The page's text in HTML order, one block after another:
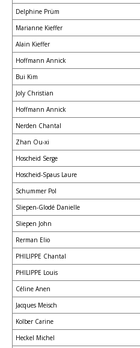
Delphine Prüm
Marianne Kieffer
Alain Kieffer
Hoffmann Annick
Bui Kim
Joly Christian
Hoffmann Annick
Nerden Chantal
Zhan Ou-xi
Hoscheid Serge
Hoscheid-Spaus Laure
Schummer Pol
Sliepen-Glodé Danielle
Sliepen John
Rerman Elio
PHILIPPE Chantal
PHILIPPE Louis
Céline Anen
Jacques Meisch
Kolber Carine
Heckel Michel